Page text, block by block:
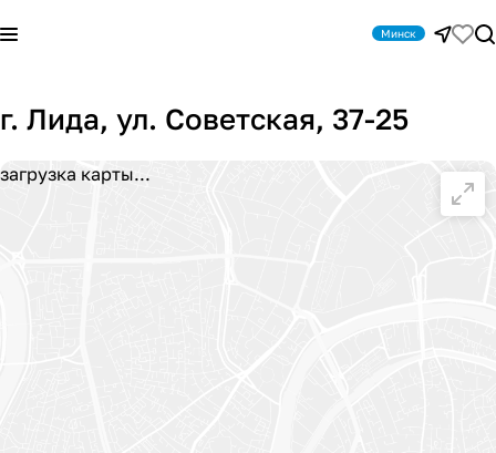
Минск
г. Лида, ул. Советская, 37-25
загрузка карты...